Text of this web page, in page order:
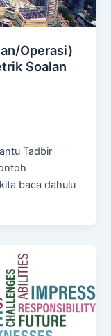
Operasi)
Soalan
Tadbir
baca dahulu